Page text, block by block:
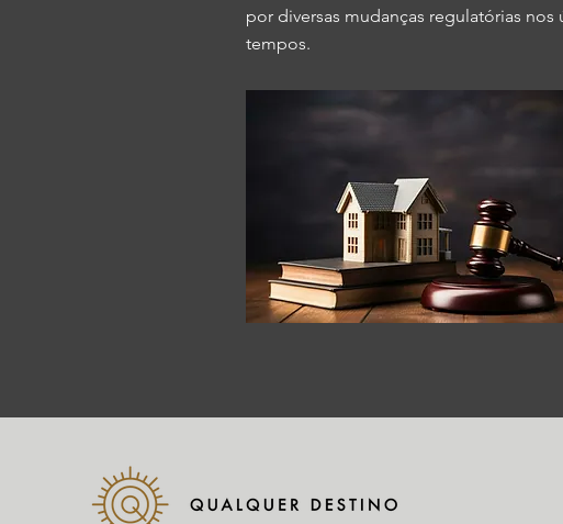
por diversas mudanças regulatórias nos
tempos.